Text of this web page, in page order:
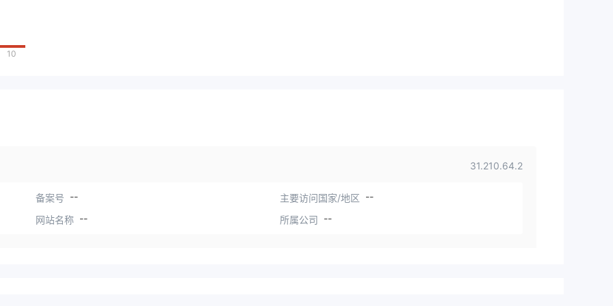
10
31.210.64.2
备案号 -- 主要访问国家/地区 --
网站名称 -- 所属公司 --